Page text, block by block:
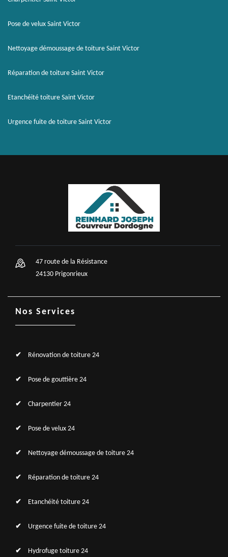
Pose de velux Saint Victor
Nettoyage démoussage de toiture Saint Victor
Réparation de toiture Saint Victor
Etanchéité toiture Saint Victor
Urgence fuite de toiture Saint Victor
47 route de la Résistance
24130 Prigonrieux
Nos Services
Rénovation de toiture 24
Pose de gouttière 24
Charpentier 24
Pose de velux 24
Nettoyage démoussage de toiture 24
Réparation de toiture 24
Etanchéité toiture 24
Urgence fuite de toiture 24
Hydrofuge toiture 24